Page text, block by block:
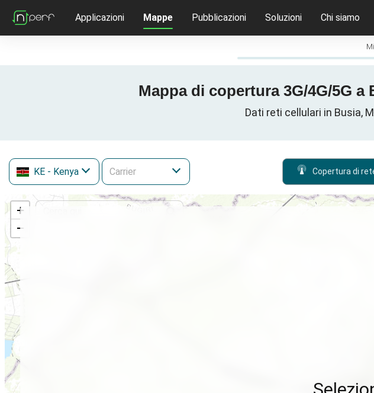
Applicazioni Mappe Pubblicazioni Soluzioni Chi siamo
Mappa di copertura 3G/4G/5G
Dati reti cellulari in Busia,
KE - Kenya Copertura di
+
−